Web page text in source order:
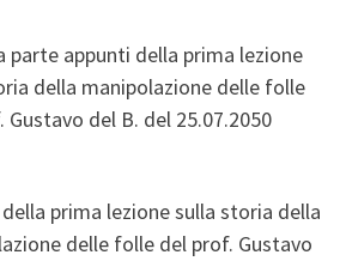
parte appunti della prima lezione
della manipolazione delle folle
Gustavo del B. del 25.07.2050
prima lezione sulla storia della
delle folle del prof. Gustavo